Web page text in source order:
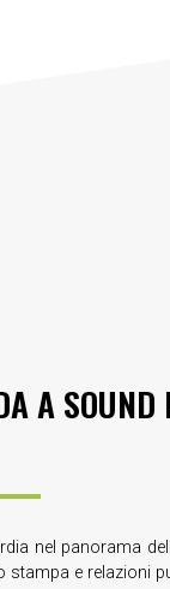
A
nel panorama
stampa e relazioni